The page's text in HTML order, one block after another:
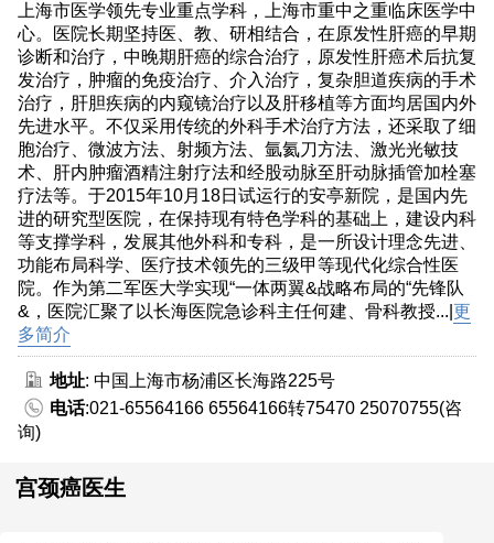
上海市医学领先专业重点学科，上海市重中之重临床医学中
心。医院长期坚持医、教、研相结合，在原发性肝癌的早期
诊断和治疗，中晚期肝癌的综合治疗，原发性肝癌术后抗复
发治疗，肿瘤的免疫治疗、介入治疗，复杂胆道疾病的手术
治疗，肝胆疾病的内窥镜治疗以及肝移植等方面均居国内外
先进水平。不仅采用传统的外科手术治疗方法，还采取了细
胞治疗、微波方法、射频方法、氩氦刀方法、激光光敏技
术、肝内肿瘤酒精注射疗法和经股动脉至肝动脉插管加栓塞
疗法等。于2015年10月18日试运行的安亭新院，是国内先
进的研究型医院，在保持现有特色学科的基础上，建设内科
等支撑学科，发展其他外科和专科，是一所设计理念先进、
功能布局科学、医疗技术领先的三级甲等现代化综合性医
院。作为第二军医大学实现“一体两翼&战略布局的“先锋队
&，医院汇聚了以长海医院急诊科主任何建、骨科教授...| 更
多简介
地址: 中国上海市杨浦区长海路225号
电话:021-65564166 65564166转75470 25070755(咨
询)
宫颈癌医生